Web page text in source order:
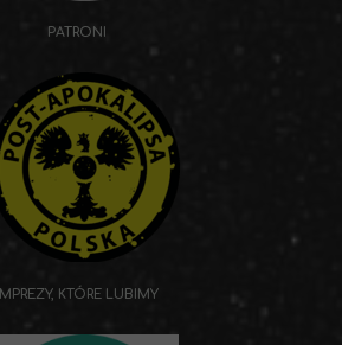
IMPREZY, KTÓRE LUBIMY
PATRONI